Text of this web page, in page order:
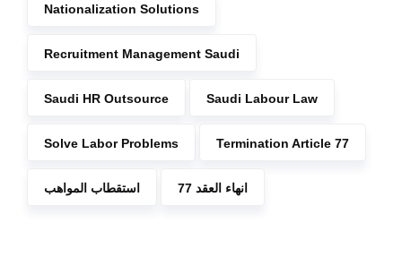
Nationalization Solutions
Recruitment Management Saudi
Saudi HR Outsource Saudi Labour Law
Solve Labor Problems Termination Article 77
استقطاب المواهب انهاء العقد 77